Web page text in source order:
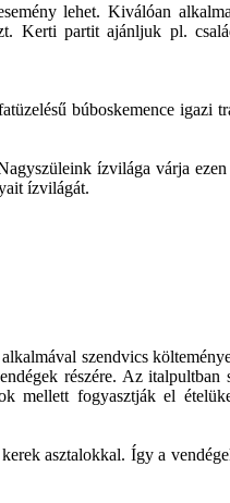
lehet. Kiválóan
Kerti partit ajánljuk pl.
búboskemence igazi
ízvilága várja
ízvilágát.
szendvics
részére. Az
mellett fogyasztják el
asztalokkal. Így a